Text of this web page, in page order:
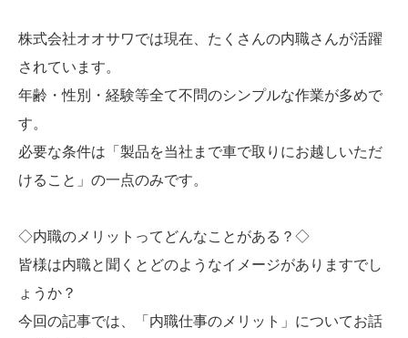
株式会社オオサワでは現在、たくさんの内職さんが活躍
されています。
年齢・性別・経験等全て不問のシンプルな作業が多めで
す。
必要な条件は「製品を当社まで車で取りにお越しいただ
けること」の一点のみです。
◇内職のメリットってどんなことがある？◇
皆様は内職と聞くとどのようなイメージがありますでし
ょうか？
今回の記事では、「内職仕事のメリット」についてお話